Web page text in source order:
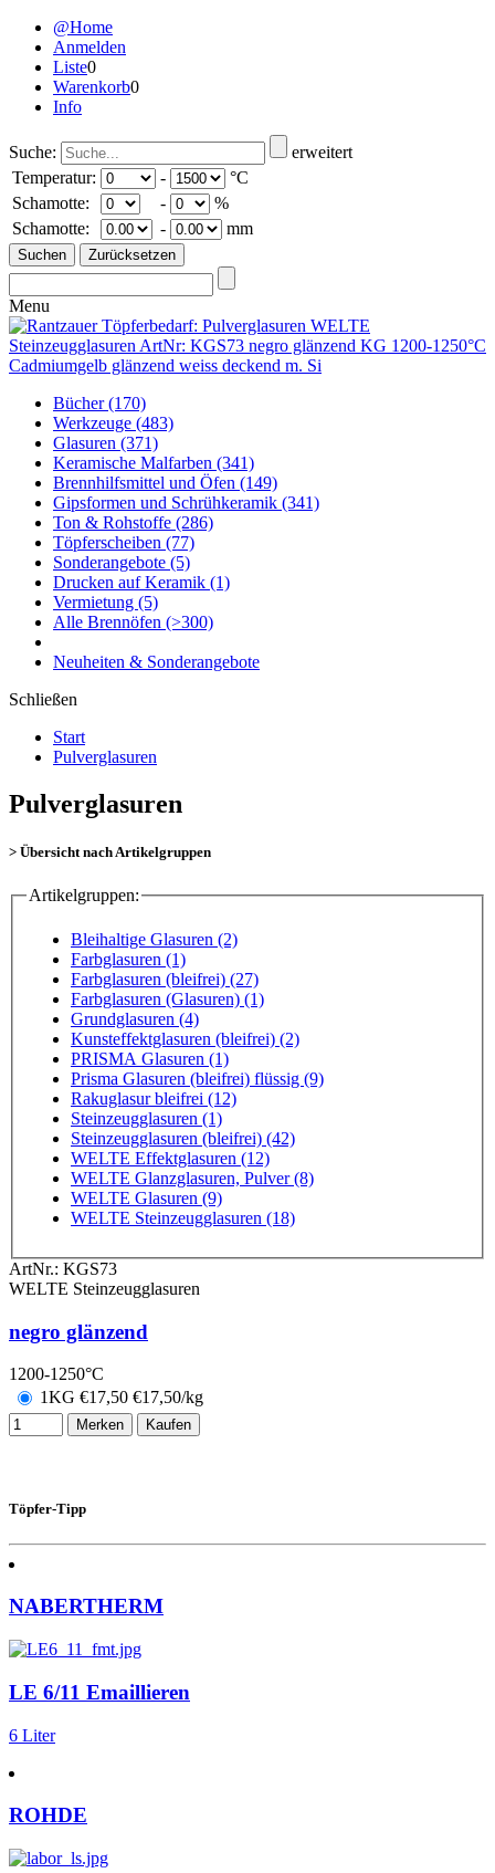
@Home
Anmelden
Liste0
Warenkorb0
Info
Suche:
erweitert
Temperatur:
-
°C
Schamotte:
-
%
Schamotte:
- mm
Menu
Bücher(170)
Werkzeuge (483)
Glasuren (371)
Keramische Malfarben (341)
Brennhilfsmittel und Öfen (149)
Gipsformen und Schrühkeramik (341)
Ton & Rohstoffe (286)
Töpferscheiben (77)
Sonderangebote (5)
Drucken auf Keramik (1)
Vermietung (5)
Alle Brennöfen (>300)
Neuheiten & Sonderangebote
Schließen
Start
Pulverglasuren
Pulverglasuren
> Übersicht nach Artikelgruppen
Artikelgruppen:
Bleihaltige Glasuren (2)
Farbglasuren (1)
Farbglasuren (bleifrei) (27)
Farbglasuren (Glasuren) (1)
Grundglasuren (4)
Kunsteffektglasuren (bleifrei) (2)
PRISMA Glasuren (1)
Prisma Glasuren (bleifrei) flüssig (9)
Rakuglasur bleifrei (12)
Steinzeugglasuren (1)
Steinzeugglasuren (bleifrei) (42)
WELTE Effektglasuren (12)
WELTE Glanzglasuren, Pulver (8)
WELTE Glasuren (9)
WELTE Steinzeugglasuren (18)
ArtNr.: KGS73
WELTE Steinzeugglasuren
negro glänzend
1200-1250°C
1KG €17,50 €17,50/kg
Merken Kaufen
Töpfer-Tipp
NABERTHERM
LE 6/11 Emaillieren
6 Liter
ROHDE